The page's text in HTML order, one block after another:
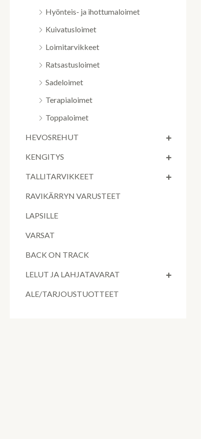
Hyönteis- ja ihottumaloimet
Kuivatusloimet
Loimitarvikkeet
Ratsastusloimet
Sadeloimet
Terapialoimet
Toppaloimet
HEVOSREHUT
KENGITYS
TALLITARVIKKEET
RAVIKÄRRYN VARUSTEET
LAPSILLE
VARSAT
BACK ON TRACK
LELUT JA LAHJATAVARAT
ALE/TARJOUSTUOTTEET